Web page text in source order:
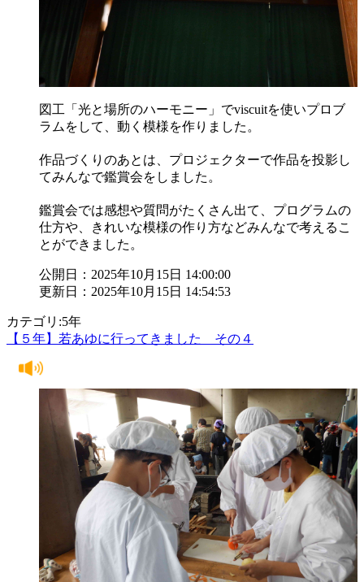
図工「光と場所のハーモニー」でviscuitを使いプロブ
ラムをして、動く模様を作りました。
作品づくりのあとは、プロジェクターで作品を投影し
てみんなで鑑賞会をしました。
鑑賞会では感想や質問がたくさん出て、プログラムの
仕方や、きれいな模様の作り方などみんなで考えるこ
とができました。
公開日：2025年10月15日 14:00:00
更新日：2025年10月15日 14:54:53
カテゴリ:5年
【５年】若あゆに行ってきました その４